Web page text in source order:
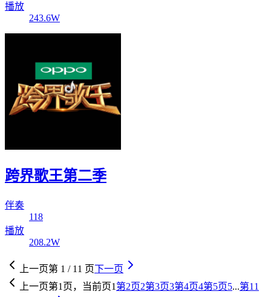
播放
243.6W
跨界歌王第二季
伴奏
118
播放
208.2W
上一页第 1 / 11 页下一页
上一页第1 页，当前页1 第2页2第3页3第4页4第5页5...第11